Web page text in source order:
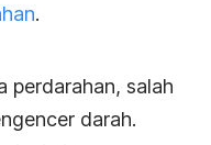
.
perdarahan, salah
darah.